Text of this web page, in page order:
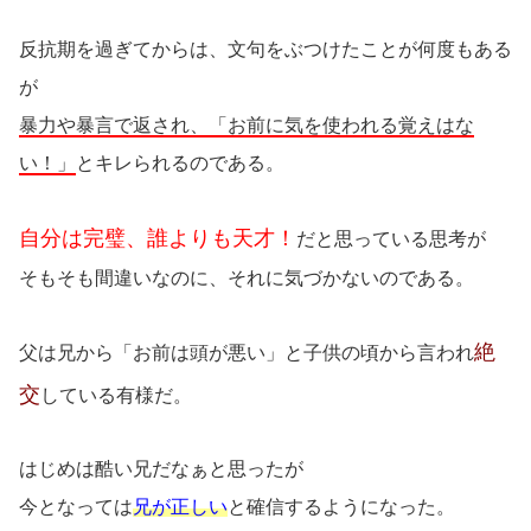
反抗期を過ぎてからは、文句をぶつけたことが何度もある
が
暴力や暴言で返され、「お前に気を使われる覚えはな
い！」
とキレられるのである。
自分は完璧、誰よりも天才！ だと思っている思考が
そもそも間違いなのに、それに気づかないのである。
父は兄から「お前は頭が悪い」と子供の頃から言われ絶
交 している有様だ。
はじめは酷い兄だなぁと思ったが
今となっては兄が正しいと確信するようになった。